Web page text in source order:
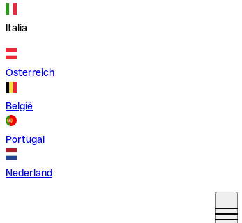
Italia
Österreich
België
Portugal
Nederland